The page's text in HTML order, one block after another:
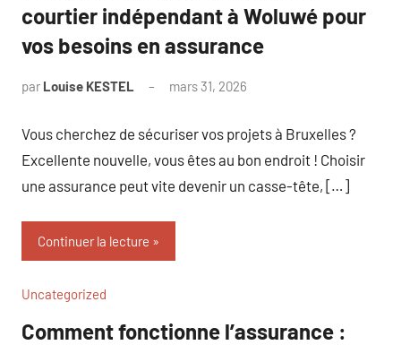
courtier indépendant à Woluwé pour
vos besoins en assurance
par Louise KESTEL mars 31, 2026
Vous cherchez de sécuriser vos projets à Bruxelles ?
Excellente nouvelle, vous êtes au bon endroit ! Choisir
une assurance peut vite devenir un casse-tête, […]
Continuer la lecture
Uncategorized
Comment fonctionne l’assurance :